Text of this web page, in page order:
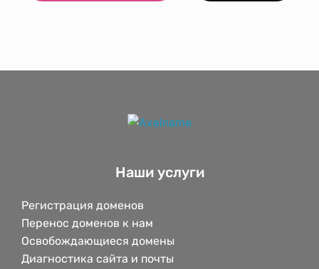
Наши услуги
Регистрация доменов
Перенос доменов к нам
Освобождающиеся домены
Диагностика сайта и почты